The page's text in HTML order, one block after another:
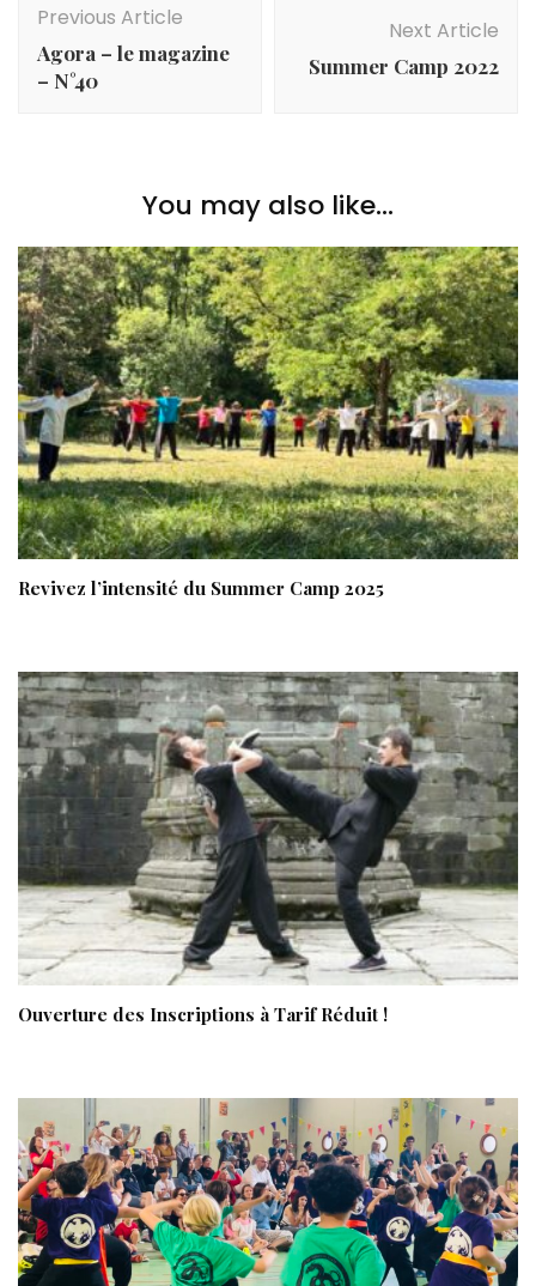
Navigation
Previous Article
Agora – le magazine
– N°40
Next Article
Summer Camp 2022
You may also like...
Revivez l’intensité du Summer Camp 2025
Ouverture des Inscriptions à Tarif Réduit !